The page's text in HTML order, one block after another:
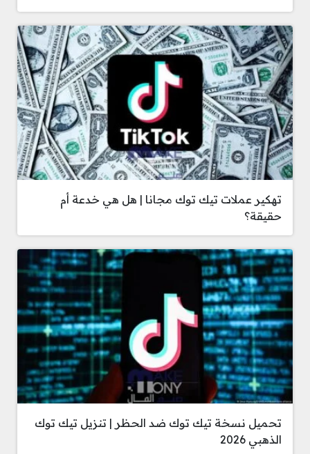
تهكير عملات تيك توك مجانا | هل هي خدعة أم
حقيقة؟
تحميل نسخة تيك توك ضد الحظر | تنزيل تيك توك
الذهبي 2026